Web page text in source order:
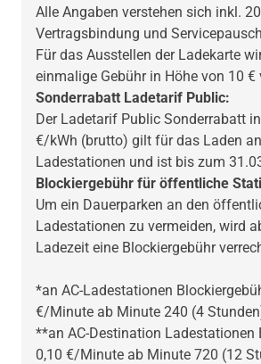
Alle Angaben verstehen sich inkl.
Vertragsbindung und
Für das Ausstellen der Ladekarte
einmalige Gebühr in Höhe von 10 €
Sonderrabatt Ladetarif Public:
Der Ladetarif Public Sonderrabatt
€/kWh (brutto) gilt für das Laden
Ladestationen und ist bis zum
Blockiergebühr für öffentliche
Um ein Dauerparken an den
Ladestationen zu vermeiden, wird
Ladezeit eine Blockiergebühr
*an AC-Ladestationen
€/Minute ab Minute 240 (4
**an AC-Destination Ladestationen
0,10 €/Minute ab Minute 720 (12